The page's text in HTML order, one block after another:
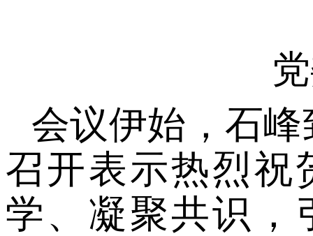
会议伊始，石
召开表示热烈祝
学、凝聚共识，